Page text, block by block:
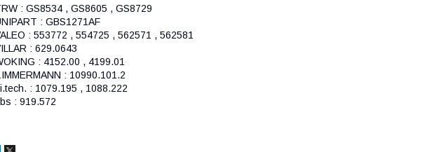
: GS8534 , GS8605 , GS8729
: GBS1271AF
: 553772 , 554725 , 562571 , 562581
: 629.0643
: 4152.00 , 4199.01
: 10990.101.2
: 1079.195 , 1088.222
: 919.572